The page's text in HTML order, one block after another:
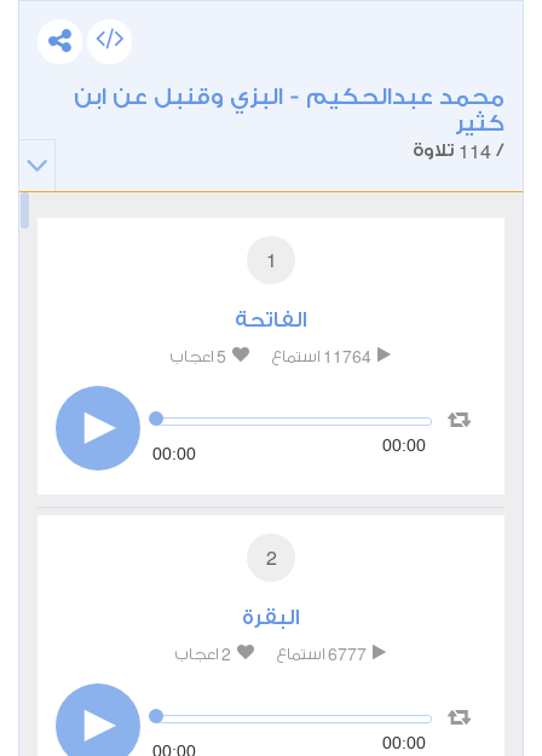
محمد عبدالحكيم - البزي وقنبل عن ابن
كثير
/
114 تلاوة
1
الفاتحة
11764 استماع 5 اعجاب
00:00 00:00
2
البقرة
6777 استماع 2 اعجاب
00:00 00:00